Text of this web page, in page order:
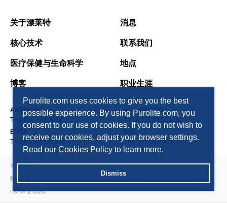
Purolite.com uses cookies to give you the best
possible experience. By using Purolite.com, you
consent to our use of cookies. If you do not wish to
receive our cookies, adjust your browser settings.
Read our Cookies Policy to learn more.
Dismiss
关于漂莱特
核心技术
医疗保健与生命科学
博客
消息
联系我们
地点
职业生涯
AMERICAS
T +1 610 668 9090
ASIA PACIFIC
EMEA
T +44 1443 229334
T +7 495 363 5056
条款和条件
隐私政策
PRSM 使用条款